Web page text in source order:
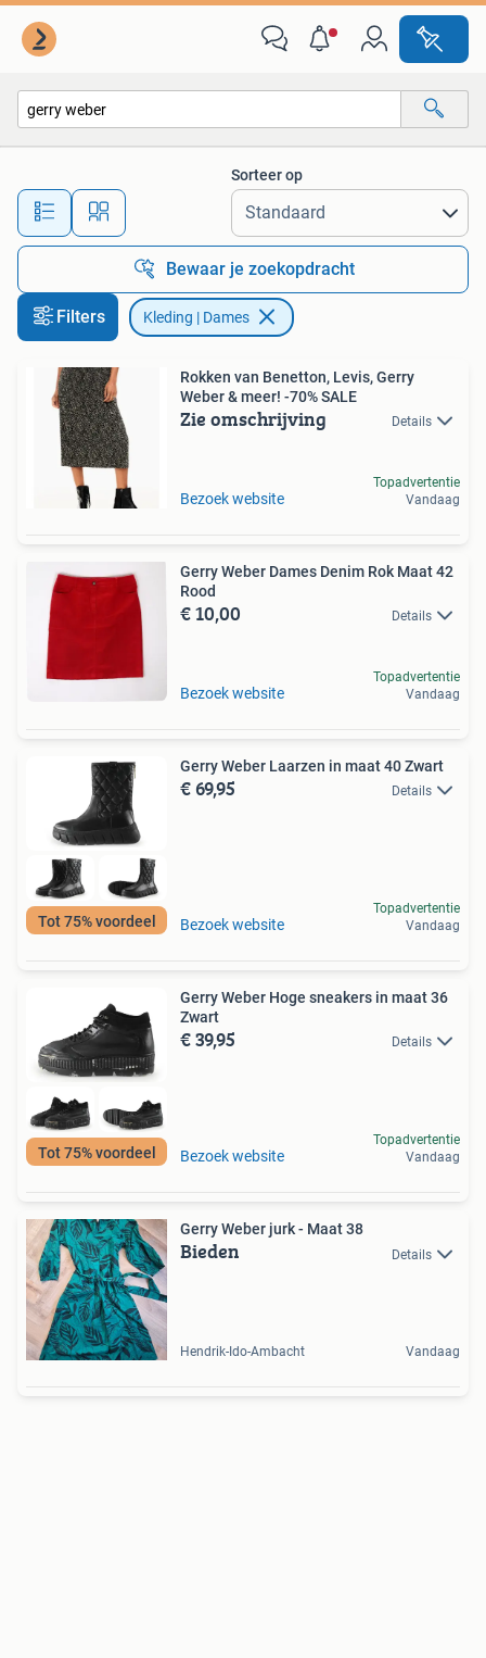
Alle afstanden…
Sorteer op
Bewaar je zoekopdracht
Filters Kleding | Dames
Rokken van Benetton, Levis, Gerry
Weber & meer! -70% SALE
Zie omschrijving Details
Bezoek website
Topadvertentie
Vandaag
Gerry Weber Dames Denim Rok Maat 42
Rood
€ 10,00 Details
Bezoek website
Topadvertentie
Vandaag
Tot 75% voordeel
Gerry Weber Laarzen in maat 40 Zwart
€ 69,95 Details
Bezoek website
Topadvertentie
Vandaag
Tot 75% voordeel
Gerry Weber Hoge sneakers in maat 36
Zwart
€ 39,95 Details
Bezoek website
Topadvertentie
Vandaag
Gerry Weber jurk - Maat 38
Bieden Details
Hendrik-Ido-Ambacht Vandaag